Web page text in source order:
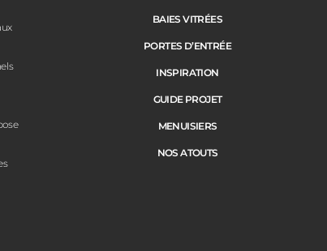
BAIES VITRÉES
PORTES D’ENTRÉE
INSPIRATION
GUIDE PROJET
MENUISIERS
NOS ATOUTS